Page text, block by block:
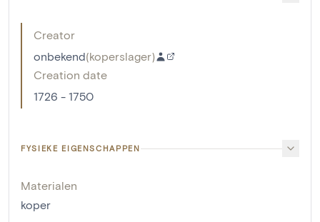
Creator
onbekend(koperslager)
Creation date
1726 - 1750
FYSIEKE EIGENSCHAPPEN
Materialen
koper